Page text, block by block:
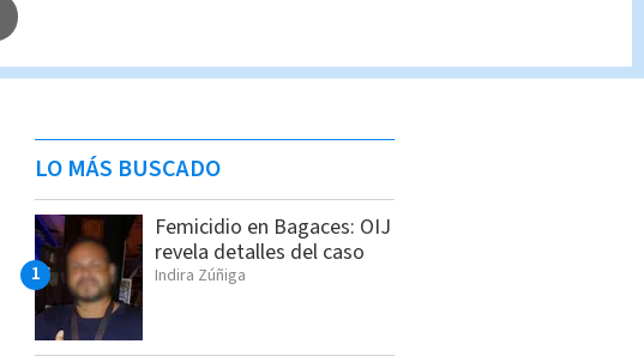
LO MÁS BUSCADO
Femicidio en Bagaces: OIJ
revela detalles del caso
Indira Zúñiga